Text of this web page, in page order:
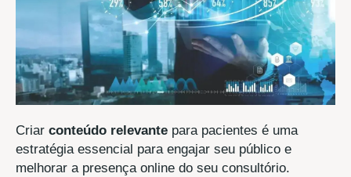
Criar conteúdo relevante para pacientes é uma
estratégia essencial para engajar seu público e
melhorar a presença online do seu consultório.